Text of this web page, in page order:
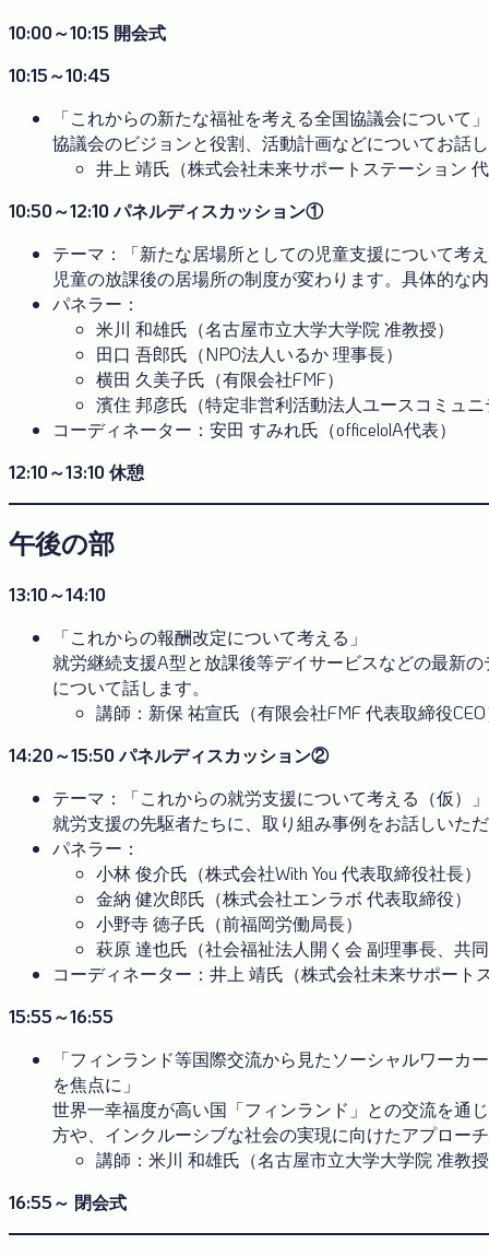
10:00～10:15 開会式
10:15～10:45
「これからの新たな福祉を考える全国協議会について」
協議会のビジョンと役割、活動計画などについてお話
井上 靖氏（株式会社未来サポートステーション
10:50～12:10 パネルディスカッション①
テーマ：「新たな居場所としての児童支援について考
児童の放課後の居場所の制度が変わります。具体的な
パネラー：
米川 和雄氏（名古屋市立大学大学院 准教授）
田口 吾郎氏（NPO法人いるか 理事長）
横田 久美子氏（有限会社FMF）
濱住 邦彦氏（特定非営利活動法人ユースコミュ
コーディネーター：安田 すみれ氏（officelolA代表）
12:10～13:10 休憩
午後の部
13:10～14:10
「これからの報酬改定について考える」
就労継続支援A型と放課後等デイサービスなどの最新
について話します。
講師：新保 祐宣氏（有限会社FMF 代表取締役
14:20～15:50 パネルディスカッション②
テーマ：「これからの就労支援について考える（仮）」
就労支援の先駆者たちに、取り組み事例をお話しいた
パネラー：
小林 俊介氏（株式会社With You 代表取締役社長）
金納 健次郎氏（株式会社エンラボ 代表取締役）
小野寺 徳子氏（前福岡労働局長）
萩原 達也氏（社会福祉法人開く会 副理事長、共
コーディネーター：井上 靖氏（株式会社未来サポート
15:55～16:55
「フィンランド等国際交流から見たソーシャルワー
を焦点に」
世界一幸福度が高い国「フィンランド」との交流を通
方や、インクルーシブな社会の実現に向けたアプロー
講師：米川 和雄氏（名古屋市立大学大学院 准教
16:55～ 閉会式